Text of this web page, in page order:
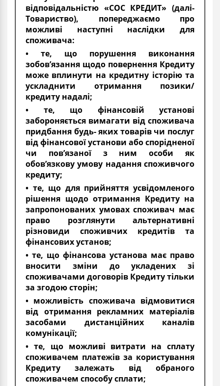
відповідальністю «СОС КРЕДИТ» (далі-
Товариство), попереджаємо про
можливі наступні наслідки для
споживача:
• те, що порушення виконання
зобов’язання щодо повернення Кредиту
може вплинути на кредитну історію та
ускладнити отримання позики/
кредиту надалі;
• те, що фінансовій установі
забороняється вимагати від споживача
придбання будь- яких товарів чи послуг
від фінансової установи або спорідненої
чи пов’язаної з ним особи як
обов’язкову умову надання споживчого
кредиту;
• те, що для прийняття усвідомленого
рішення щодо отримання Кредиту на
запропонованих умовах споживач має
право розглянути альтернативні
різновиди споживчих кредитів та
фінансових установ;
• те, що фінансова установа має право
вносити зміни до укладених зі
споживачами договорів Кредиту тільки
за згодою сторін;
• можливість споживача відмовитися
від отримання рекламних матеріалів
засобами дистанційних каналів
комунікації;
• те, що можливі витрати на сплату
споживачем платежів за користування
Кредиту залежать від обраного
споживачем способу сплати;